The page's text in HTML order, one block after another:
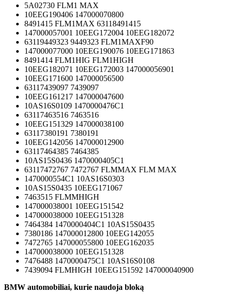
5A02730 FLM1 MAX
10EEG190406 147000070800
8491415 FLM1MAX 63118491415
147000057001 10EEG172004 10EEG182072
63119449323 9449323 FLM1MAXF90
147000077000 10EEG190076 10EEG171863
8491414 FLM1HIG FLM1HIGH
10EEG182071 10EEG172003 147000056901
10EEG171600 147000056500
63117439097 7439097
10EEG161217 147000047600
10AS16S0109 1470000476C1
63117463516 7463516
10EEG151329 147000038100
63117380191 7380191
10EEG142056 147000012900
63117464385 7464385
10AS15S0436 1470000405C1
63117472767 7472767 FLMMAX FLM MAX
1470000554C1 10AS16S0303
10AS15S0435 10EEG171067
7463515 FLMMHIGH
147000038001 10EEG151542
147000038000 10EEG151328
7464384 1470000404C1 10AS15S0435
7380186 147000012800 10EEG142055
7472765 147000055800 10EEG162035
147000038000 10EEG151328
7476488 1470000475C1 10AS16S0108
7439094 FLMHIGH 10EEG151592 147000040900
BMW automobiliai, kurie naudoja bloką